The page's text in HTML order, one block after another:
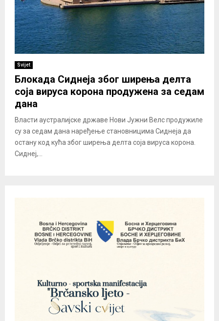
Svijet
Блокада Сиднеја због ширења делта
соја вируса корона продужена за седам
дана
Власти аустралијске државе Нови Јужни Велс продужиле
су за седам дана наређење становницима Сиднеја да
остану код кућа због ширења делта соја вируса корона.
Сиднеј,...